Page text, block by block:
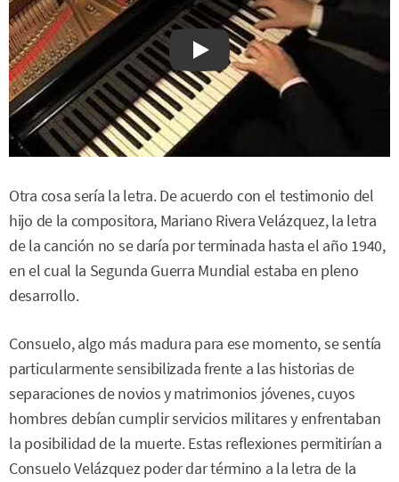
Watch on YouTube
Otra cosa sería la letra. De acuerdo con el testimonio del
hijo de la compositora, Mariano Rivera Velázquez, la letra
de la canción no se daría por terminada hasta el año 1940,
en el cual la Segunda Guerra Mundial estaba en pleno
desarrollo.
Consuelo, algo más madura para ese momento, se sentía
particularmente sensibilizada frente a las historias de
separaciones de novios y matrimonios jóvenes, cuyos
hombres debían cumplir servicios militares y enfrentaban
la posibilidad de la muerte. Estas reflexiones permitirían a
Consuelo Velázquez poder dar término a la letra de la